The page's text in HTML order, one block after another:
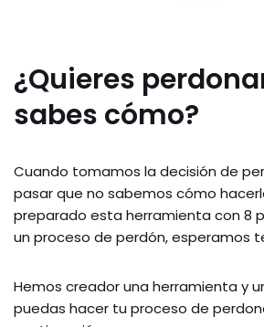
¿Quieres
sabes cómo?
Cuando tomamos la decisión de
pasar que no sabemos cómo
preparado esta herramienta con 8
un proceso de perdón, esperamos
Hemos creador una herramienta y
puedas hacer tu proceso de